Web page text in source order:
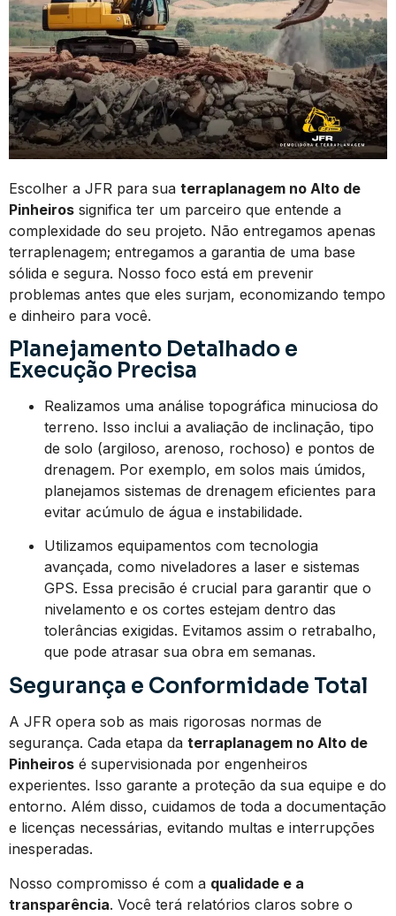
Escolher a JFR para sua terraplanagem no Alto de
Pinheiros significa ter um parceiro que entende a
complexidade do seu projeto. Não entregamos apenas
terraplenagem; entregamos a garantia de uma base
sólida e segura. Nosso foco está em prevenir
problemas antes que eles surjam, economizando tempo
e dinheiro para você.
Planejamento Detalhado e
Execução Precisa
Realizamos uma análise topográfica minuciosa do
terreno. Isso inclui a avaliação de inclinação, tipo
de solo (argiloso, arenoso, rochoso) e pontos de
drenagem. Por exemplo, em solos mais úmidos,
planejamos sistemas de drenagem eficientes para
evitar acúmulo de água e instabilidade.
Utilizamos equipamentos com tecnologia
avançada, como niveladores a laser e sistemas
GPS. Essa precisão é crucial para garantir que o
nivelamento e os cortes estejam dentro das
tolerâncias exigidas. Evitamos assim o retrabalho,
que pode atrasar sua obra em semanas.
Segurança e Conformidade Total
A JFR opera sob as mais rigorosas normas de
segurança. Cada etapa da terraplanagem no Alto de
Pinheiros é supervisionada por engenheiros
experientes. Isso garante a proteção da sua equipe e do
entorno. Além disso, cuidamos de toda a documentação
e licenças necessárias, evitando multas e interrupções
inesperadas.
Nosso compromisso é com a qualidade e a
transparência. Você terá relatórios claros sobre o